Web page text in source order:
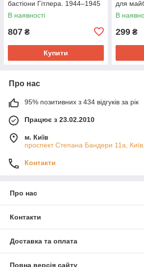
бастіони Гітлера. 1944–1945
В наявності
807 ₴
Купити
для
батьків
В
299 ₴
Про нас
95% позитивних з 434 відгуків за рік
Працює з 23.02.2010
м. Київ
проспект Степана Бандери 11а,
Контакти
Про нас
Контакти
Доставка та оплата
Повна версія сайту